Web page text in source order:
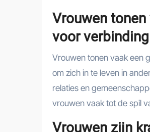
Vrouwen
voor
Vrouwen tonen vaak een
om zich in te leven in
relaties en
vrouwen vaak tot de spil
Vrouwen zijn